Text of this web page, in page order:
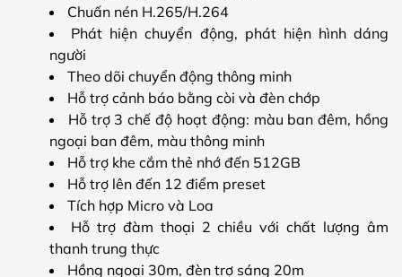
Chuấn nén H.265/H.264
Phát hiện chuyển động, phát hiện hình dáng
người
Theo dõi chuyển động thông minh
Hỗ trợ cảnh báo bằng còi và đèn chớp
Hỗ trợ 3 chế độ hoạt động: màu ban đêm, hồng
ngoại ban đêm, màu thông minh
Hỗ trợ khe cắm thẻ nhớ đến 512GB
Hỗ trợ lên đến 12 điểm preset
Tích hợp Micro và Loa
Hỗ trợ đàm thoại 2 chiều với chất lượng âm
thanh trung thực
Hồng ngoại 30m, đèn trợ sáng 20m